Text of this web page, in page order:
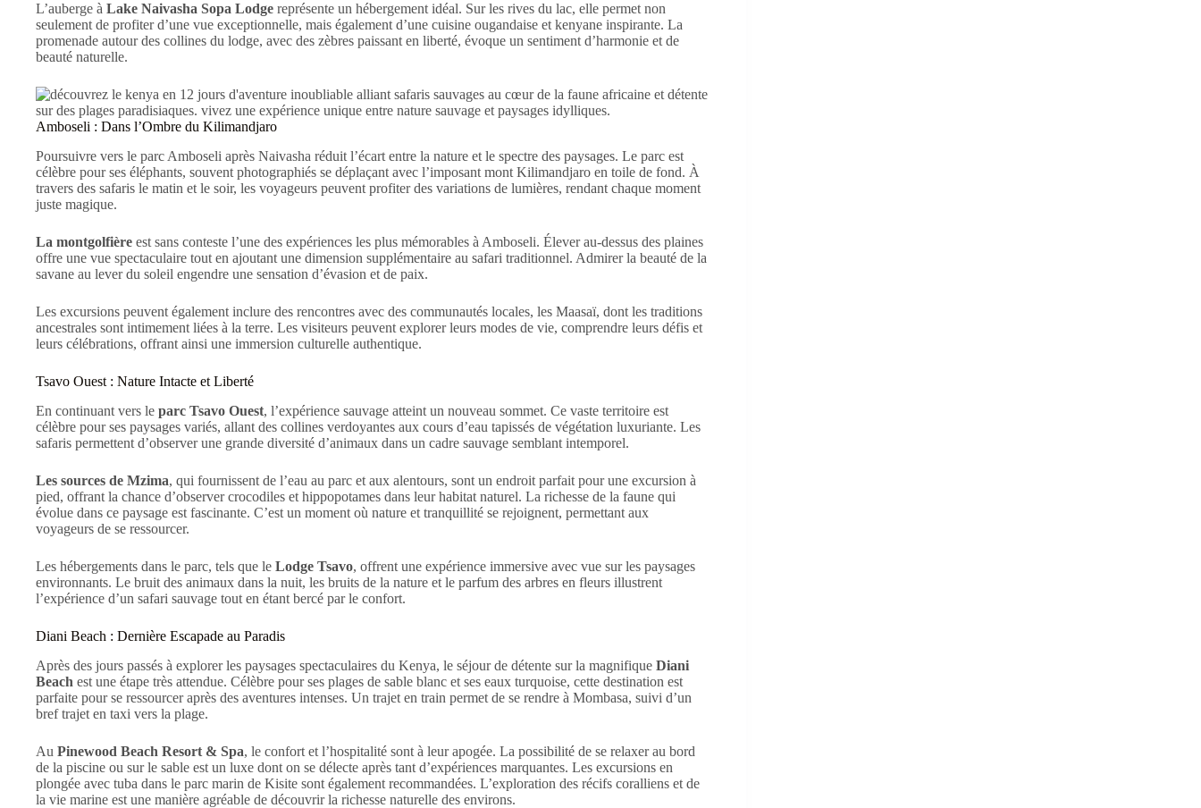
L’auberge à Lake Naivasha Sopa Lodge représente un hébergement idéal. Sur les rives du lac, elle permet non
seulement de profiter d’une vue exceptionnelle, mais également d’une cuisine ougandaise et kenyane inspirante. La
promenade autour des collines du lodge, avec des zèbres paissant en liberté, évoque un sentiment d’harmonie et de
beauté naturelle.
Amboseli : Dans l’Ombre du Kilimandjaro
Poursuivre vers le parc Amboseli après Naivasha réduit l’écart entre la nature et le spectre des paysages. Le parc est
célèbre pour ses éléphants, souvent photographiés se déplaçant avec l’imposant mont Kilimandjaro en toile de fond. À
travers des safaris le matin et le soir, les voyageurs peuvent profiter des variations de lumières, rendant chaque moment
juste magique.
La montgolfière est sans conteste l’une des expériences les plus mémorables à Amboseli. Élever au-dessus des plaines
offre une vue spectaculaire tout en ajoutant une dimension supplémentaire au safari traditionnel. Admirer la beauté de la
savane au lever du soleil engendre une sensation d’évasion et de paix.
Les excursions peuvent également inclure des rencontres avec des communautés locales, les Maasaï, dont les traditions
ancestrales sont intimement liées à la terre. Les visiteurs peuvent explorer leurs modes de vie, comprendre leurs défis et
leurs célébrations, offrant ainsi une immersion culturelle authentique.
Tsavo Ouest : Nature Intacte et Liberté
En continuant vers le parc Tsavo Ouest, l’expérience sauvage atteint un nouveau sommet. Ce vaste territoire est
célèbre pour ses paysages variés, allant des collines verdoyantes aux cours d’eau tapissés de végétation luxuriante. Les
safaris permettent d’observer une grande diversité d’animaux dans un cadre sauvage semblant intemporel.
Les sources de Mzima, qui fournissent de l’eau au parc et aux alentours, sont un endroit parfait pour une excursion à
pied, offrant la chance d’observer crocodiles et hippopotames dans leur habitat naturel. La richesse de la faune qui
évolue dans ce paysage est fascinante. C’est un moment où nature et tranquillité se rejoignent, permettant aux
voyageurs de se ressourcer.
Les hébergements dans le parc, tels que le Lodge Tsavo, offrent une expérience immersive avec vue sur les paysages
environnants. Le bruit des animaux dans la nuit, les bruits de la nature et le parfum des arbres en fleurs illustrent
l’expérience d’un safari sauvage tout en étant bercé par le confort.
Diani Beach : Dernière Escapade au Paradis
Après des jours passés à explorer les paysages spectaculaires du Kenya, le séjour de détente sur la magnifique Diani
Beach est une étape très attendue. Célèbre pour ses plages de sable blanc et ses eaux turquoise, cette destination est
parfaite pour se ressourcer après des aventures intenses. Un trajet en train permet de se rendre à Mombasa, suivi d’un
bref trajet en taxi vers la plage.
Au Pinewood Beach Resort & Spa, le confort et l’hospitalité sont à leur apogée. La possibilité de se relaxer au bord
de la piscine ou sur le sable est un luxe dont on se délecte après tant d’expériences marquantes. Les excursions en
plongée avec tuba dans le parc marin de Kisite sont également recommandées. L’exploration des récifs coralliens et de
la vie marine est une manière agréable de découvrir la richesse naturelle des environs.